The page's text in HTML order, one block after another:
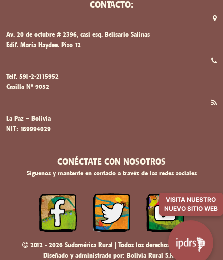
VISITA NUESTRO
NUEVO SITIO WEB
CONTACTO:
Av. 20 de octubre # 2396, casi esq. Belisario Salinas
Edif. María Haydee. Piso 12
Telf. 591-2-2115952
Casilla Nº 9052
La Paz – Bolivia
NIT: 169994029
CONÉCTATE CON NOSOTROS
Síguenos y mantente en contacto a travéz de las redes sociales
2012 - 2026 Sudamérica Rural | Todos los derechos reservados
Diseñado y administrado por: Bolivia Rural S.R.L.